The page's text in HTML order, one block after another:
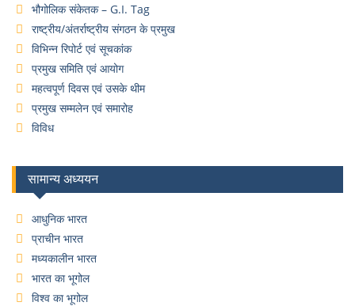
भौगोलिक संकेतक – G.I. Tag
राष्ट्रीय/अंतर्राष्ट्रीय संगठन के प्रमुख
विभिन्न रिपोर्ट एवं सूचकांक
प्रमुख समिति एवं आयोग
महत्वपूर्ण दिवस एवं उसके थीम
प्रमुख सम्मलेन एवं समारोह
विविध
सामान्य अध्ययन
आधुनिक भारत
प्राचीन भारत
मध्यकालीन भारत
भारत का भूगोल
विश्व का भूगोल